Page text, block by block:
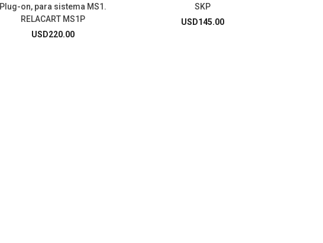
Plug-on, para sistema MS1.
RELACART MS1P
USD220.00
SKP
USD145.00